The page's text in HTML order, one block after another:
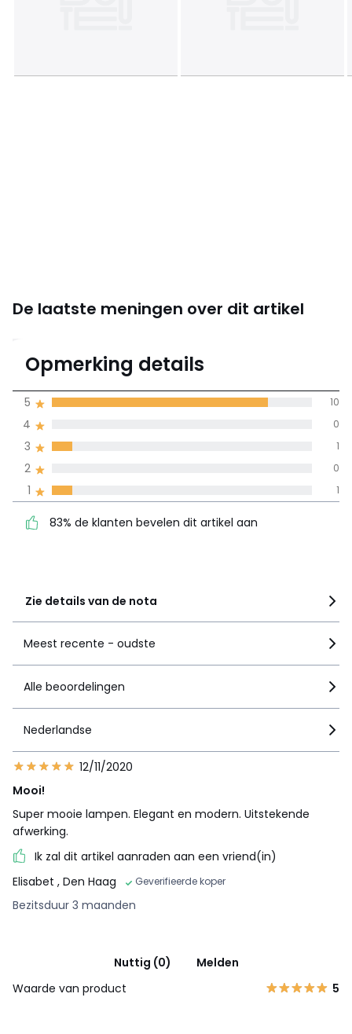
De laatste meningen over dit artikel
4.5
gemiddelde bereikt
door alle landen
100% gecertificeerde beoordelingen,
3 1
4 0
Zie details van de nota
Opmerking details
1 1
2 0
3 1
4 0
5 10
83% de klanten bevelen dit artikel aan
Meest recente - oudste
Alle beoordelingen
Nederlandse
12/11/2020
Mooi!
Super mooie lampen. Elegant en modern. Uitstekende
afwerking.
Ik zal dit artikel aanraden aan een vriend(in)
Elisabet , Den Haag Geverifieerde koper
Bezitsduur 3 maanden
Nuttig (0)
Melden
Waarde van product
5